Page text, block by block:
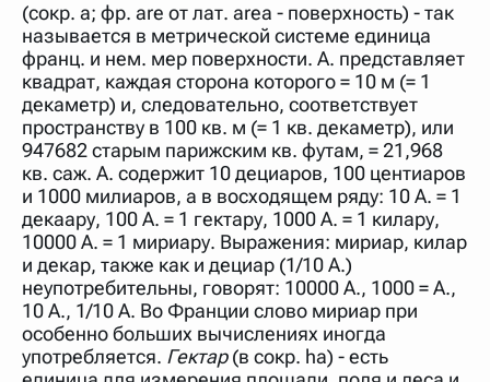
(сокр. а; фр. are от лат. area - поверхность) - так
называется в метрической системе единица
франц. и нем. мер поверхности. А. представляет
квадрат, каждая сторона которого = 10 м (= 1
декаметр) и, следовательно, соответствует
пространству в 100 кв. м (= 1 кв. декаметр), или
947682 старым парижским кв. футам, = 21,968
кв. саж. А. содержит 10 дециаров, 100 центиаров
и 1000 милиаров, а в восходящем ряду: 10 А. = 1
декаару, 100 А. = 1 гектару, 1000 А. = 1 килару,
10000 А. = 1 мириару. Выражения: мириар, килар
и декар, также как и дециар (1/10 А.)
неупотребительны, говорят: 10000 А., 1000 = А.,
10 А., 1/10 А. Во Франции слово мириар при
особенно больших вычислениях иногда
употребляется. Гектар(в сокр. ha) - есть